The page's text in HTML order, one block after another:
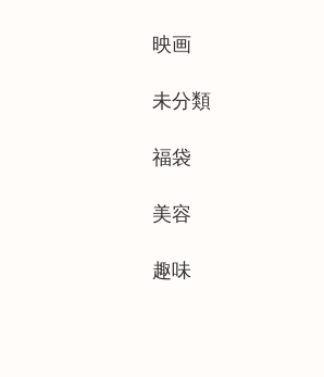
映画
未分類
福袋
美容
趣味